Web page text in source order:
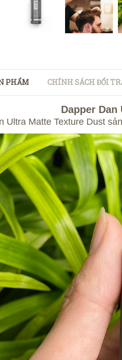
PHẨM CHÍNH SÁCH ĐỔI
Dapper Dan
Ultra Matte Texture Dust